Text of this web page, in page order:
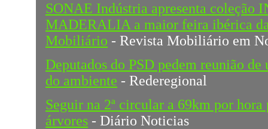
SONAE Indústria apresenta coleção
MADERALIA a maior feira ibérica
Mobiliário - Revista Mobiliário em
Deputados do PSD pedem reunião
do ambiente - Rederegional
Seguir na 2ª circular a 69km por
árvores - Diário Noticias